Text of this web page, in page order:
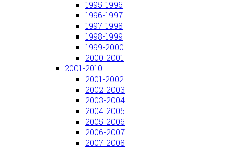
1995-1996
1996-1997
1997-1998
1998-1999
1999-2000
2000-2001
2001-2010
2001-2002
2002-2003
2003-2004
2004-2005
2005-2006
2006-2007
2007-2008